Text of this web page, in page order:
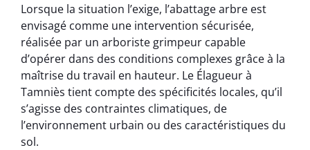
Lorsque la situation l’exige, l’abattage arbre est
envisagé comme une intervention sécurisée,
réalisée par un arboriste grimpeur capable
d’opérer dans des conditions complexes grâce à la
maîtrise du travail en hauteur. Le Élagueur à
Tamniès tient compte des spécificités locales, qu’il
s’agisse des contraintes climatiques, de
l’environnement urbain ou des caractéristiques du
sol.